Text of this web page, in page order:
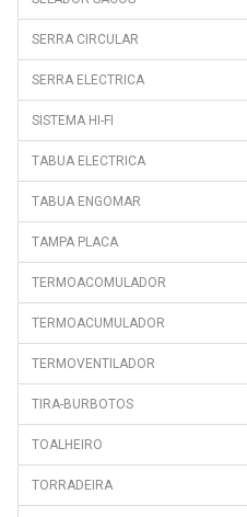
SERRA CIRCULAR
SERRA ELECTRICA
SISTEMA HI-FI
TABUA ELECTRICA
TABUA ENGOMAR
TAMPA PLACA
TERMOACOMULADOR
TERMOACUMULADOR
TERMOVENTILADOR
TIRA-BURBOTOS
TOALHEIRO
TORRADEIRA